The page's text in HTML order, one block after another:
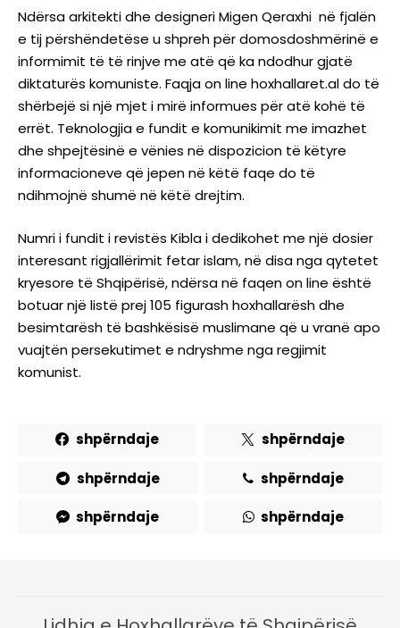
Ndërsa arkitekti dhe designeri Migen Qeraxhi në fjalën
e tij përshëndetëse u shpreh për domosdoshmërinë e
informimit të të rinjve me atë që ka ndodhur gjatë
diktaturës komuniste. Faqja on line hoxhallaret.al do të
shërbejë si një mjet i mirë informues për atë kohë të
errët. Teknologjia e fundit e komunikimit me imazhet
dhe shpejtësinë e vënies në dispozicion të këtyre
informacioneve që jepen në këtë faqe do të
ndihmojnë shumë në këtë drejtim.
Numri i fundit i revistës Kibla i dedikohet me një dosier
interesant rigjallërimit fetar islam, në disa nga qytetet
kryesore të Shqipërisë, ndërsa në faqen on line është
botuar një listë prej 105 figurash hoxhallarësh dhe
besimtarësh të bashkësisë muslimane që u vranë apo
vuajtën persekutimet e ndryshme nga regjimit
komunist.
shpërndaje shpërndaje
shpërndaje shpërndaje
shpërndaje shpërndaje